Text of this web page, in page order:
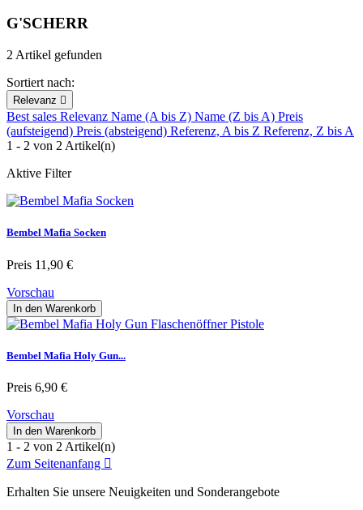
G'SCHERR
2 Artikel gefunden
Sortiert nach:
Relevanz 
Best sales Relevanz Name (A bis Z) Name (Z bis A) Preis
(aufsteigend) Preis (absteigend) Referenz, A bis Z Referenz, Z bis A
1 - 2 von 2 Artikel(n)
Aktive Filter
Bembel Mafia Socken
Preis 11,90 €
Vorschau
In den Warenkorb
Bembel Mafia Holy Gun...
Preis 6,90 €
Vorschau
In den Warenkorb
1 - 2 von 2 Artikel(n)
Zum Seitenanfang 
Erhalten Sie unsere Neuigkeiten und Sonderangebote